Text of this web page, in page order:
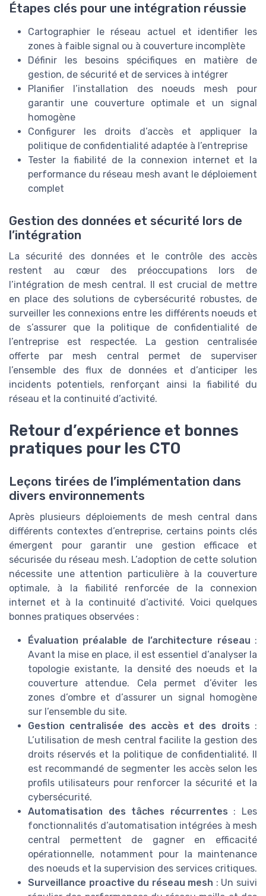
Étapes clés pour une intégration réussie
Cartographier le réseau actuel et identifier les
zones à faible signal ou à couverture incomplète
Définir les besoins spécifiques en matière de
gestion, de sécurité et de services à intégrer
Planifier l’installation des noeuds mesh pour
garantir une couverture optimale et un signal
homogène
Configurer les droits d’accès et appliquer la
politique de confidentialité adaptée à l’entreprise
Tester la fiabilité de la connexion internet et la
performance du réseau mesh avant le déploiement
complet
Gestion des données et sécurité lors de
l’intégration
La sécurité des données et le contrôle des accès
restent au cœur des préoccupations lors de
l’intégration de mesh central. Il est crucial de mettre
en place des solutions de cybersécurité robustes, de
surveiller les connexions entre les différents noeuds et
de s’assurer que la politique de confidentialité de
l’entreprise est respectée. La gestion centralisée
offerte par mesh central permet de superviser
l’ensemble des flux de données et d’anticiper les
incidents potentiels, renforçant ainsi la fiabilité du
réseau et la continuité d’activité.
Retour d’expérience et bonnes
pratiques pour les CTO
Leçons tirées de l’implémentation dans
divers environnements
Après plusieurs déploiements de mesh central dans
différents contextes d’entreprise, certains points clés
émergent pour garantir une gestion efficace et
sécurisée du réseau mesh. L’adoption de cette solution
nécessite une attention particulière à la couverture
optimale, à la fiabilité renforcée de la connexion
internet et à la continuité d’activité. Voici quelques
bonnes pratiques observées :
Évaluation préalable de l’architecture réseau :
Avant la mise en place, il est essentiel d’analyser la
topologie existante, la densité des noeuds et la
couverture attendue. Cela permet d’éviter les
zones d’ombre et d’assurer un signal homogène
sur l’ensemble du site.
Gestion centralisée des accès et des droits :
L’utilisation de mesh central facilite la gestion des
droits réservés et la politique de confidentialité. Il
est recommandé de segmenter les accès selon les
profils utilisateurs pour renforcer la sécurité et la
cybersécurité.
Automatisation des tâches récurrentes : Les
fonctionnalités d’automatisation intégrées à mesh
central permettent de gagner en efficacité
opérationnelle, notamment pour la maintenance
des noeuds et la supervision des services critiques.
Surveillance proactive du réseau mesh : Un suivi